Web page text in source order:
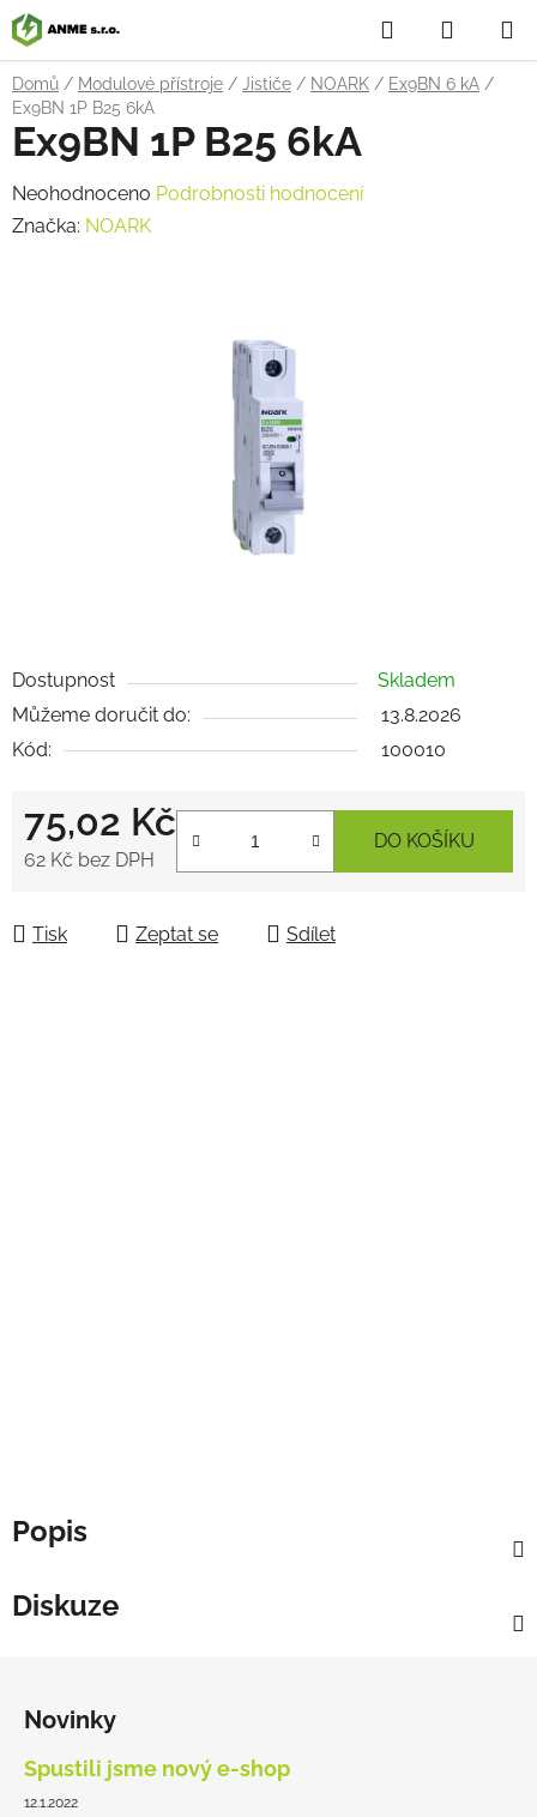
Přejít
na
obsah
Hledat
KOŠÍK
Domů / Modulové přístroje / Jističe / NOARK / Ex9BN 6 kA /
Ex9BN 1P B25 6kA
Dostupnost
Skladem
Můžeme doručit do:
13.8.2026
Kód:
100010
75,02 Kč
62 Kč bez DPH
DO KOŠÍKU
Tisk Zeptat se Sdílet
Ex9BN 1P B25 6kA
Průměrné
hodnocení
Neohodnoceno Podrobnosti hodnocení
Značka: NOARK
Popis
Diskuze
Novinky
Spustili jsme nový e-shop
12.1.2022